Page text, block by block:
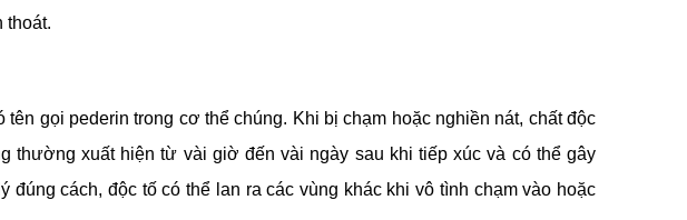
thoát.
gọi pederin trong cơ thể chúng. Khi bị chạm hoặc nghiền nát, chất độc
thường xuất hiện từ vài giờ đến vài ngày sau khi tiếp xúc và có thể gây
cách, độc tố có thể lan ra các vùng khác khi vô tình chạm vào hoặc